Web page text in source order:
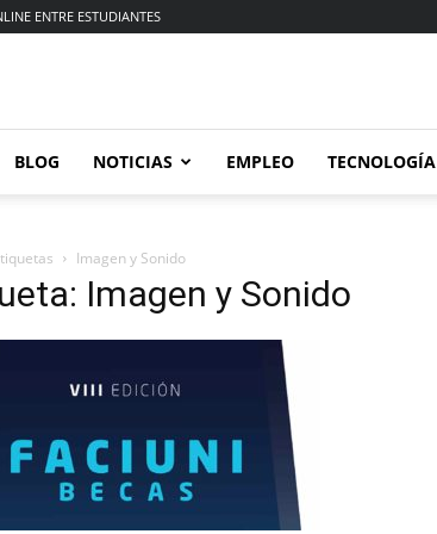
ENTRE ESTUDIANTES
BLOG NOTICIAS EMPLEO TECNOLOGÍA
Imagen y Sonido
Imagen y Sonido